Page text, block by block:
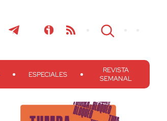
ESPECIALES
REVISTA
SEMANAL